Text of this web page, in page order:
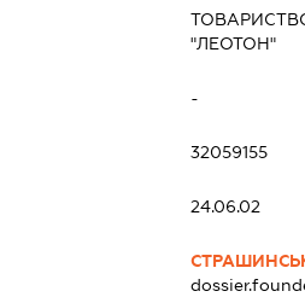
"ЛЕОТОН"
-
32059155
24.06.02